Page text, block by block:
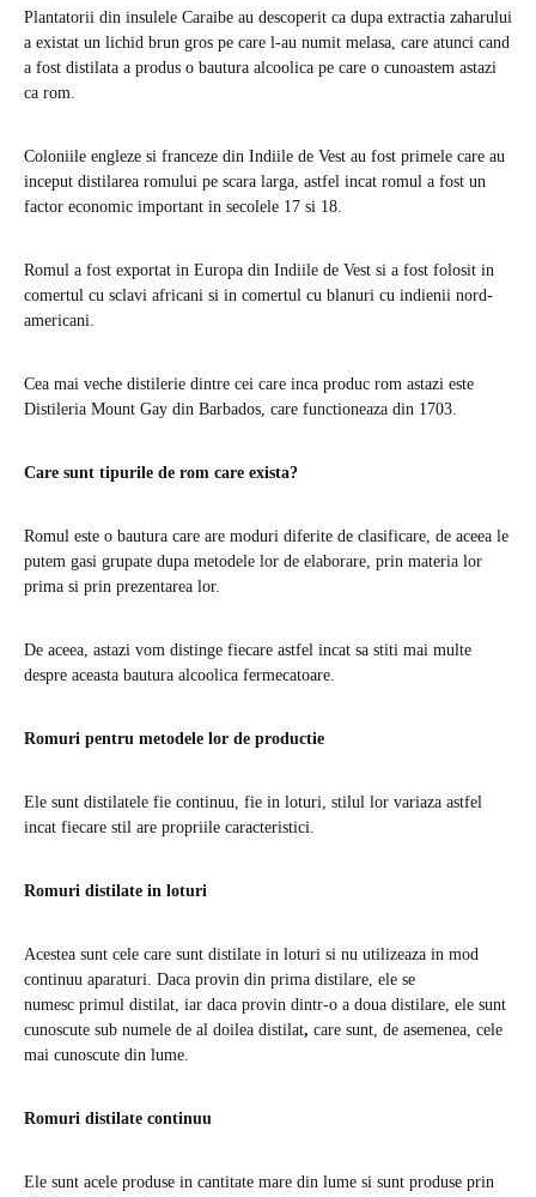
Plantatorii din insulele Caraibe au descoperit ca dupa extractia zaharului
a existat un lichid brun gros pe care l-au numit melasa, care atunci cand
a fost distilata a produs o bautura alcoolica pe care o cunoastem astazi
ca rom.
Coloniile engleze si franceze din Indiile de Vest au fost primele care au
inceput distilarea romului pe scara larga, astfel incat romul a fost un
factor economic important in secolele 17 si 18.
Romul a fost exportat in Europa din Indiile de Vest si a fost folosit in
comertul cu sclavi africani si in comertul cu blanuri cu indienii nord-
americani.
Cea mai veche distilerie dintre cei care inca produc rom astazi este
Distileria Mount Gay din Barbados, care functioneaza din 1703.
Care sunt tipurile de rom care exista?
Romul este o bautura care are moduri diferite de clasificare, de aceea le
putem gasi grupate dupa metodele lor de elaborare, prin materia lor
prima si prin prezentarea lor.
De aceea, astazi vom distinge fiecare astfel incat sa stiti mai multe
despre aceasta bautura alcoolica fermecatoare.
Romuri pentru metodele lor de productie
Ele sunt distilatele fie continuu, fie in loturi, stilul lor variaza astfel
incat fiecare stil are propriile caracteristici.
Romuri distilate in loturi
Acestea sunt cele care sunt distilate in loturi si nu utilizeaza in mod
continuu aparaturi. Daca provin din prima distilare, ele se
numesc primul distilat, iar daca provin dintr-o a doua distilare, ele sunt
cunoscute sub numele de al doilea distilat, care sunt, de asemenea, cele
mai cunoscute din lume.
Romuri distilate continuu
Ele sunt acele produse in cantitate mare din lume si sunt produse prin